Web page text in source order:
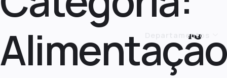
Departamentos
Alimentação